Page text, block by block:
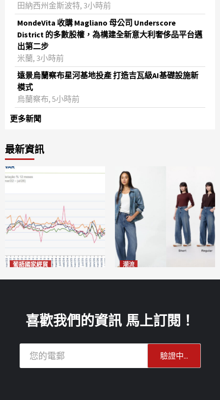
田納西州金斯波特, 3小時前
MondeVita 收購 Magliano 母公司 Underscore
District 的多數股權，為構建全新意大利奢侈品平台邁
出第二步
米蘭, 3小時前
遠景烏蘭察布星河基地投產 打造吉瓦級AI基礎設施新
模式
烏蘭察布, 5小時前
更多新聞
最新資訊
葡語國家經貿 潮流
喜歡我們的資訊 馬上訂閱！